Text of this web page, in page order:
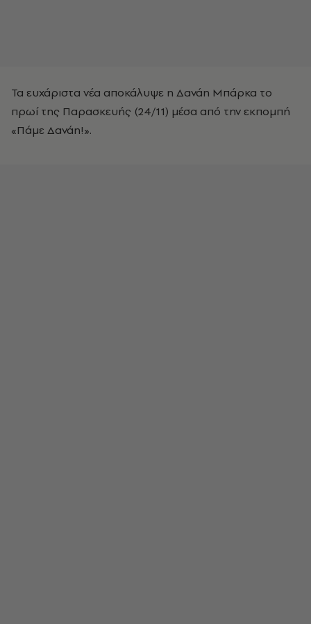
Τα ευχάριστα νέα αποκάλυψε η Δανάη Μπάρκα το
πρωί της Παρασκευής (24/11) μέσα από την εκπομπή
«Πάμε Δανάη!».